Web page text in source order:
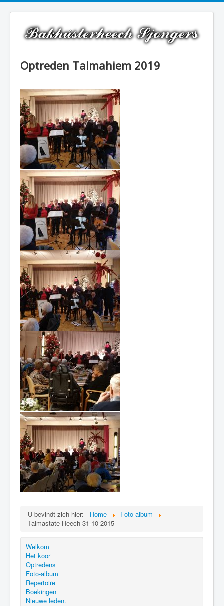
Optreden Talmahiem 2019
U bevindt zich hier: Home
Foto-album
Talmastate Heech 31-10-2015
Welkom
Het koor
Optredens
Foto-album
Repertoire
Boekingen
Nieuwe leden.